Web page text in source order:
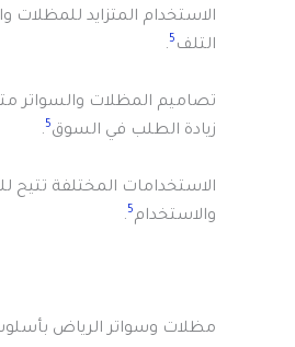
الاستخدام المتزايد
التلف 5
.
تصاميم المظلات والسواتر
زيادة الطلب في السوق5
.
الاستخدامات المختلفة تتيح
والاستخدام5
.
مظلات وسواتر الرياض